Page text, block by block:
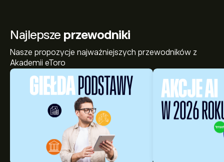
Najlepsze przewodniki
Nasze propozycje najważniejszych przewodników z
Akademii eToro